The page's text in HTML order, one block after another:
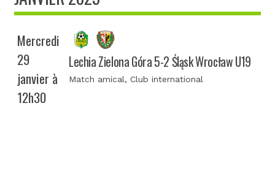
Mercredi
29
janvier à
12h30
Lechia Zielona Góra 5-2 Śląsk Wrocław U19
Match amical, Club international